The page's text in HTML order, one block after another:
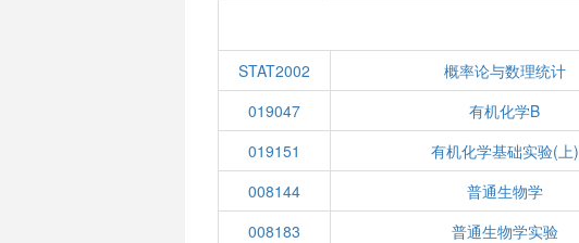
STAT2002 概率论与数理统计
019047
有机化学B
019151
有机化学基础实验(上)
008144
普通生物学
008183
普通生物学实验